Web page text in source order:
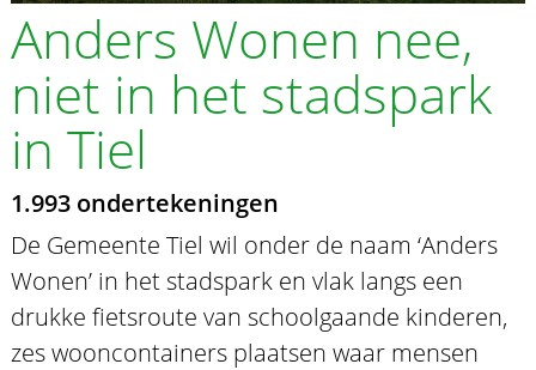
Anders Wonen nee,
niet in het stadspark
in Tiel
1.993 ondertekeningen
De Gemeente Tiel wil onder de naam ‘Anders
Wonen’ in het stadspark en vlak langs een
drukke fietsroute van schoolgaande kinderen,
zes wooncontainers plaatsen waar mensen